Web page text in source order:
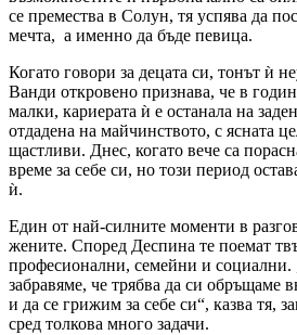
се премества в Солун, тя успява да
мечта, а именно да бъде певица.
Когато говори за децата си, тонът ѝ
Ванди откровено признава, че в
малки, кариерата ѝ е останала на
отдадена на майчинството, с ясната
щастливи. Днес, когато вече са
време за себе си, но този период
ѝ.
Един от най-силните моменти в
жените. Според Деспина те поемат
професионални, семейни и социални.
забравяме, че трябва да си обръщаме
и да се грижим за себе си“, казва тя,
сред толкова много задачи.